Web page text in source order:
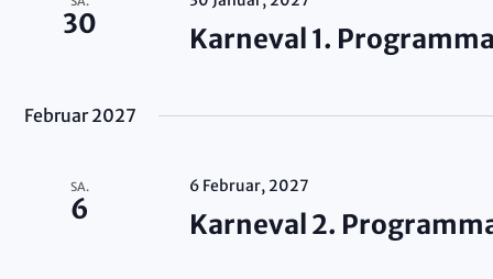
30 Karneval 1.
Februar 2027
SA.
6
6 Februar, 2027
Karneval 2.